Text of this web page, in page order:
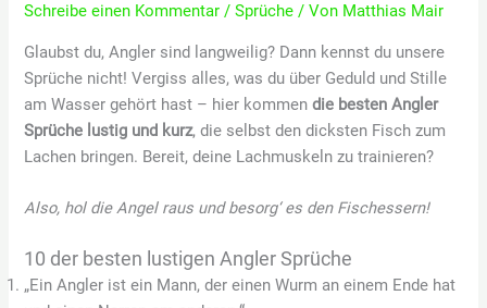
Schreibe einen Kommentar /Sprüche / Von Matthias Mair
Glaubst du, Angler sind langweilig? Dann kennst du unsere
Sprüche nicht! Vergiss alles, was du über Geduld und Stille
am Wasser gehört hast – hier kommendie besten Angler
Sprüche lustig und kurz, die selbst den dicksten Fisch zum
Lachen bringen. Bereit, deine Lachmuskeln zu trainieren?
Also, hol die Angel raus und besorg‘ es den Fischessern!
10 der besten lustigen Angler Sprüche
„Ein Angler ist ein Mann, der einen Wurm an einem Ende hat